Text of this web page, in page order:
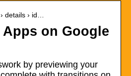
details › id…
Apps on Google
by previewing your